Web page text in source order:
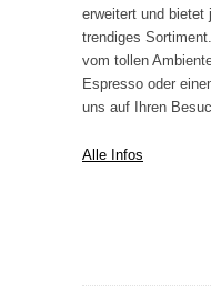
erweitert und bietet
trendiges
vom tollen
Espresso oder
uns auf Ihren
Alle Infos